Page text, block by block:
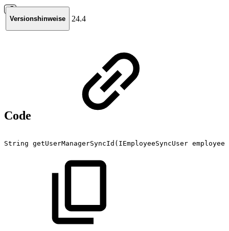
Versionshinweise 24.4
Code
String getUserManagerSyncId(IEmployeeSyncUser